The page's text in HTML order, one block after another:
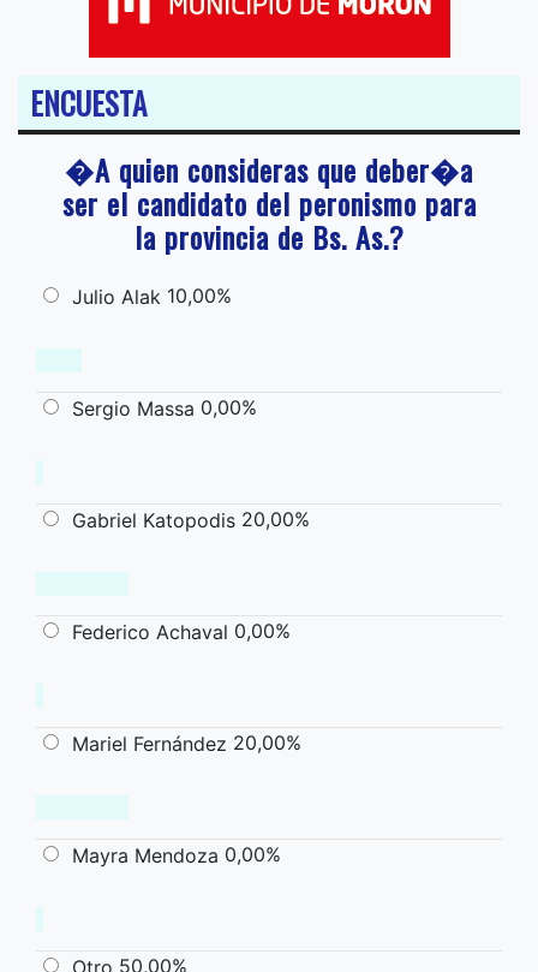
ENCUESTA
�A quien consideras que deber�a
ser el candidato del peronismo para
la provincia de Bs. As.?
Julio Alak 10,00%
Sergio Massa 0,00%
Gabriel Katopodis 20,00%
Federico Achaval 0,00%
Mariel Fernández 20,00%
Mayra Mendoza 0,00%
Otro 50,00%